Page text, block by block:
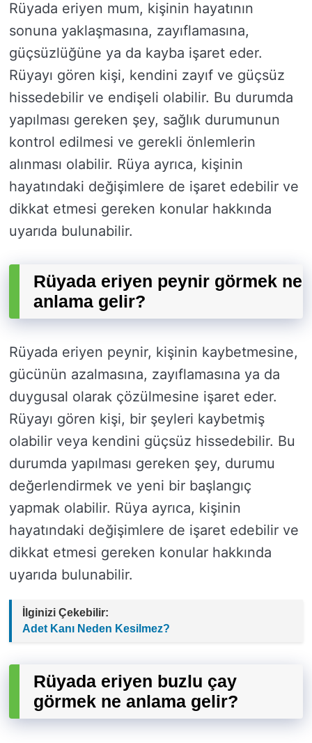
Rüyada eriyen mum, kişinin hayatının
sonuna yaklaşmasına, zayıflamasına,
güçsüzlüğüne ya da kayba işaret eder.
Rüyayı gören kişi, kendini zayıf ve güçsüz
hissedebilir ve endişeli olabilir. Bu durumda
yapılması gereken şey, sağlık durumunun
kontrol edilmesi ve gerekli önlemlerin
alınması olabilir. Rüya ayrıca, kişinin
hayatındaki değişimlere de işaret edebilir ve
dikkat etmesi gereken konular hakkında
uyarıda bulunabilir.
Rüyada eriyen peynir görmek ne
anlama gelir?
Rüyada eriyen peynir, kişinin kaybetmesine,
gücünün azalmasına, zayıflamasına ya da
duygusal olarak çözülmesine işaret eder.
Rüyayı gören kişi, bir şeyleri kaybetmiş
olabilir veya kendini güçsüz hissedebilir. Bu
durumda yapılması gereken şey, durumu
değerlendirmek ve yeni bir başlangıç
yapmak olabilir. Rüya ayrıca, kişinin
hayatındaki değişimlere de işaret edebilir ve
dikkat etmesi gereken konular hakkında
uyarıda bulunabilir.
İlginizi Çekebilir:
Adet Kanı Neden Kesilmez?
Rüyada eriyen buzlu çay
görmek ne anlama gelir?